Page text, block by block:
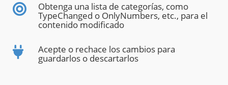
Obtenga una lista de categorías, como
TypeChanged o OnlyNumbers, etc., para el
contenido modificado
Acepte o rechace los cambios para
guardarlos o descartarlos